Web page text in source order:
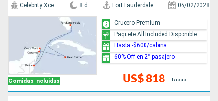
Comidas incluidas
Celebrity Xcel 8 d Fort Lauderdale 06/02/2028
US$ 818 +Tasas
Crucero Premium
Paquete All Included Disponible
Hasta -$600/cabina
60% Off en 2° pasajero